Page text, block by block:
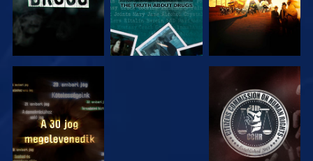
MŰSORNÉZÉS MŰSORNÉZÉS